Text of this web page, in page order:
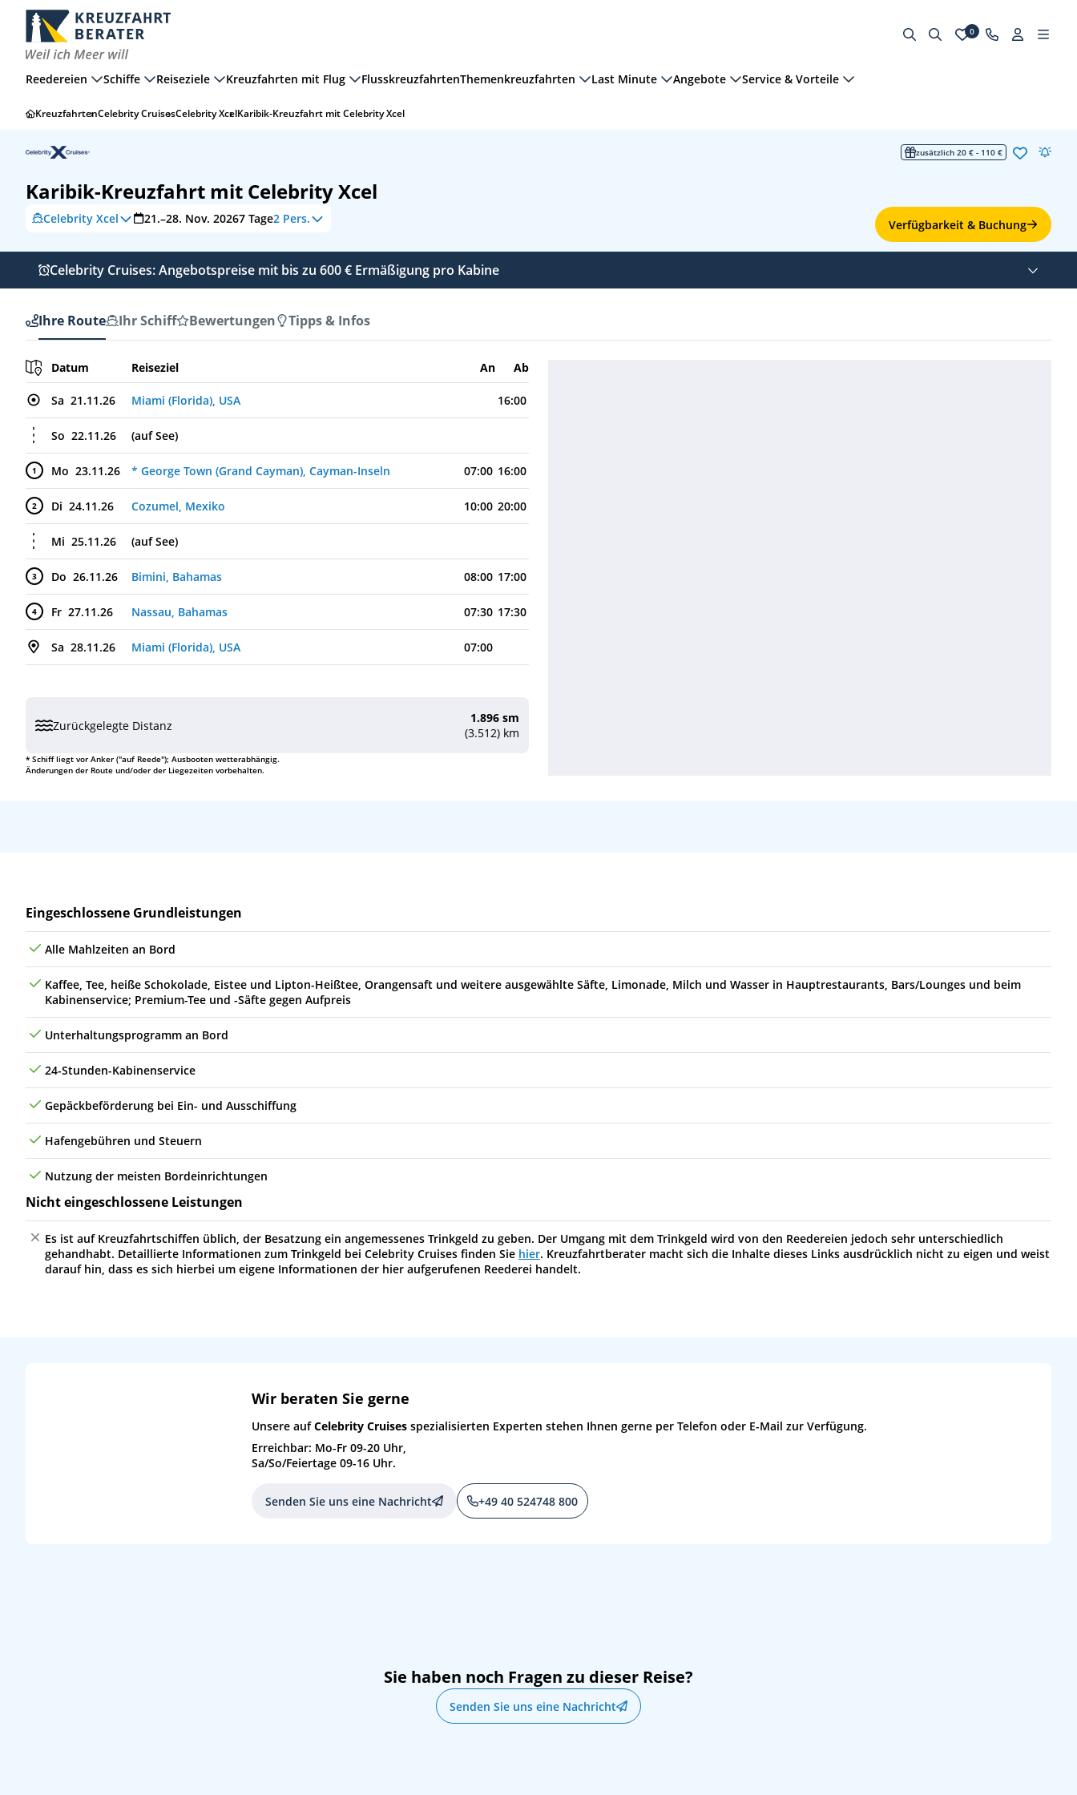
0
Reedereien Schiffe Reiseziele Kreuzfahrten mit Flug FlusskreuzfahrtenThemenkreuzfahrten Last Minute Angebote Service & Vorteile
KreuzfahrtenCelebrity CruisesCelebrity XcelKaribik-Kreuzfahrt mit Celebrity Xcel
zusätzlich 20 € - 110 €
Karibik-Kreuzfahrt mit Celebrity Xcel
Celebrity Xcel 21.–28. Nov. 20267 Tage2 Pers. Verfügbarkeit & Buchung
Celebrity Cruises: Angebotspreise mit bis zu 600 € Ermäßigung pro Kabine
Ihre Route Ihr Schiff Bewertungen Tipps & Infos
Ihre Route
Datum Reiseziel An Ab
Sa 21.11.26 Miami (Florida), USA 16:00
So 22.11.26 (auf See)
1 Mo 23.11.26 * George Town (Grand Cayman), Cayman-Inseln 07:00 16:00
2 Di 24.11.26 Cozumel, Mexiko 10:00 20:00
Mi 25.11.26 (auf See)
3 Do 26.11.26 Bimini, Bahamas 08:00 17:00
4 Fr 27.11.26 Nassau, Bahamas 07:30 17:30
Sa 28.11.26 Miami (Florida), USA 07:00
Zurückgelegte Distanz
1.896 sm
(3.512) km
* Schiff liegt vor Anker ("auf Reede"); Ausbooten wetterabhängig.
Änderungen der Route und/oder der Liegezeiten vorbehalten.
Leistungen
Eingeschlossene Grundleistungen
Alle Mahlzeiten an Bord
Kaffee, Tee, heiße Schokolade, Eistee und Lipton-Heißtee, Orangensaft und weitere ausgewählte Säfte, Limonade, Milch und Wasser in Hauptrestaurants, Bars/Lounges und beim
Kabinenservice; Premium-Tee und -Säfte gegen Aufpreis
Unterhaltungsprogramm an Bord
24-Stunden-Kabinenservice
Gepäckbeförderung bei Ein- und Ausschiffung
Hafengebühren und Steuern
Nutzung der meisten Bordeinrichtungen
Nicht eingeschlossene Leistungen
Es ist auf Kreuzfahrtschiffen üblich, der Besatzung ein angemessenes Trinkgeld zu geben. Der Umgang mit dem Trinkgeld wird von den Reedereien jedoch sehr unterschiedlich
gehandhabt. Detaillierte Informationen zum Trinkgeld bei Celebrity Cruises finden Sie hier. Kreuzfahrtberater macht sich die Inhalte dieses Links ausdrücklich nicht zu eigen und weist
darauf hin, dass es sich hierbei um eigene Informationen der hier aufgerufenen Reederei handelt.
Wir beraten Sie gerne
Unsere aufCelebrity Cruises spezialisierten Experten stehen Ihnen gerne per Telefon oder E-Mail zur Verfügung.
Erreichbar: Mo-Fr 09-20 Uhr,
Sa/So/Feiertage 09-16 Uhr.
Senden Sie uns eine Nachricht +49 40 524748 800
Sie haben noch Fragen zu dieser Reise?
Senden Sie uns eine Nachricht